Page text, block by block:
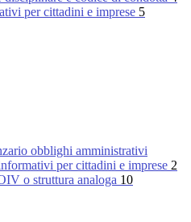
per cittadini e imprese 5
obblighi amministrativi
per cittadini e imprese 2
o struttura analoga 10